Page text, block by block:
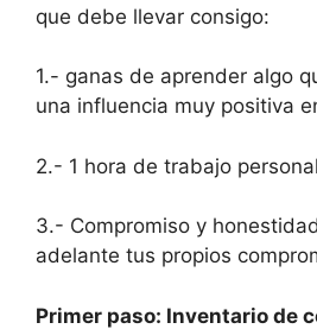
que debe llevar consigo:
1.- ganas de aprender algo
una influencia muy positiva
2.- 1 hora de trabajo personal
3.- Compromiso y
adelante tus propios
Primer paso: Inventario de